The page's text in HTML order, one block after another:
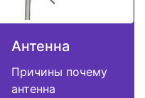
Антенна
Причины почему
антенна